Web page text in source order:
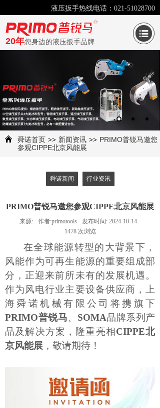
液压扳手热线电话：021-51028700
20年您身边的液压扳手品牌
舜诺首页 >> 新闻资讯 >> PRIMO普锐马邀您
参观CIPPE北京风能展
舜诺新闻 行业资讯
PRIMO普锐马邀您参观CIPPE北京风能展
来源: 作者:primotools 发布时间: 2024-10-14
1478 次浏览
在全球能源转型的大背景下，
风能作为可再生能源的重要组成部
分，正迎来前所未有的发展机遇。
作为风电行业主要设备供应商，上
海舜诺机械有限公司 将携旗下
PRIMO普锐马、 SOMA品牌系列产
品及解决方案，隆重亮相 CIPPE北
京风能展 ， 敬请期待 ！